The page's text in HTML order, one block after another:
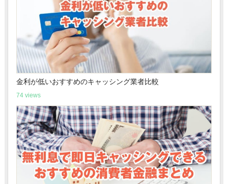
金利が低いおすすめのキャッシング業者比較
74 views